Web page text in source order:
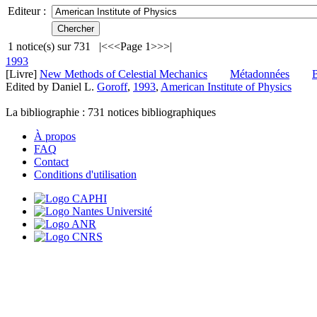
Editeur :
1 notice(s) sur 731 |<<<Page 1>>>|
1993
[Livre] New Methods of Celestial Mechanics Métadonnées
Edited by Daniel L. Goroff, 1993, American Institute of Physics
La bibliographie : 731 notices bibliographiques
À propos
FAQ
Contact
Conditions d'utilisation